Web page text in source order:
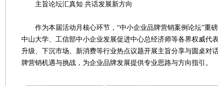
主旨论坛汇真知 共话发展新方向
作为本届活动月核心环节，“中小企业品牌营销案例论坛”重
中山大学、工信部中小企业发展促进中心总经济师等各界权威代
升级、下沉市场、新消费等行业热点议题开展主旨分享与圆桌对
牌营销机遇与挑战，为企业品牌发展提供专业思路与方向指引。